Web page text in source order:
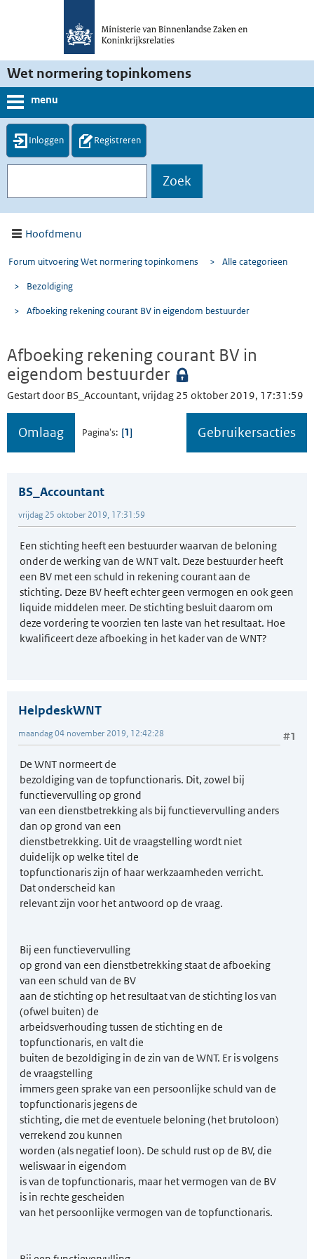
Wet normering topinkomens
menu
Inloggen Registreren
Hoofdmenu
Forum uitvoering Wet normering topinkomens > Alle categorieen
> Bezoldiging
> Afboeking rekening courant BV in eigendom bestuurder
Afboeking rekening courant BV in
eigendom bestuurder
Gestart door BS_Accountant, vrijdag 25 oktober 2019, 17:31:59
Omlaag Pagina's 1 Gebruikersacties
BS_Accountant
vrijdag 25 oktober 2019, 17:31:59
Een stichting heeft een bestuurder waarvan de beloning
onder de werking van de WNT valt. Deze bestuurder heeft
een BV met een schuld in rekening courant aan de
stichting. Deze BV heeft echter geen vermogen en ook geen
liquide middelen meer. De stichting besluit daarom om
deze vordering te voorzien ten laste van het resultaat. Hoe
kwalificeert deze afboeking in het kader van de WNT?
HelpdeskWNT
#1
maandag 04 november 2019, 12:42:28
De WNT normeert de
bezoldiging van de topfunctionaris. Dit, zowel bij
functievervulling op grond
van een dienstbetrekking als bij functievervulling anders
dan op grond van een
dienstbetrekking. Uit de vraagstelling wordt niet
duidelijk op welke titel de
topfunctionaris zijn of haar werkzaam­heden verricht.
Dat onderscheid kan
relevant zijn voor het antwoord op de vraag.
Bij een functievervulling
op grond van een dienstbetrekking staat de afboeking
van een schuld van de BV
aan de stichting op het resultaat van de stichting los van
(ofwel buiten) de
arbeids­verhouding tussen de stichting en de
topfunctionaris, en valt die
buiten de bezoldiging in de zin van de WNT. Er is volgens
de vraagstelling
immers geen sprake van een persoonlijke schuld van de
topfunctionaris jegens de
stichting, die met de eventuele beloning (het brutoloon)
verrekend zou kunnen
worden (als negatief loon). De schuld rust op de BV, die
weliswaar in eigendom
is van de topfunctionaris, maar het vermogen van de BV
is in rechte gescheiden
van het persoonlijke vermogen van de topfunctionaris.